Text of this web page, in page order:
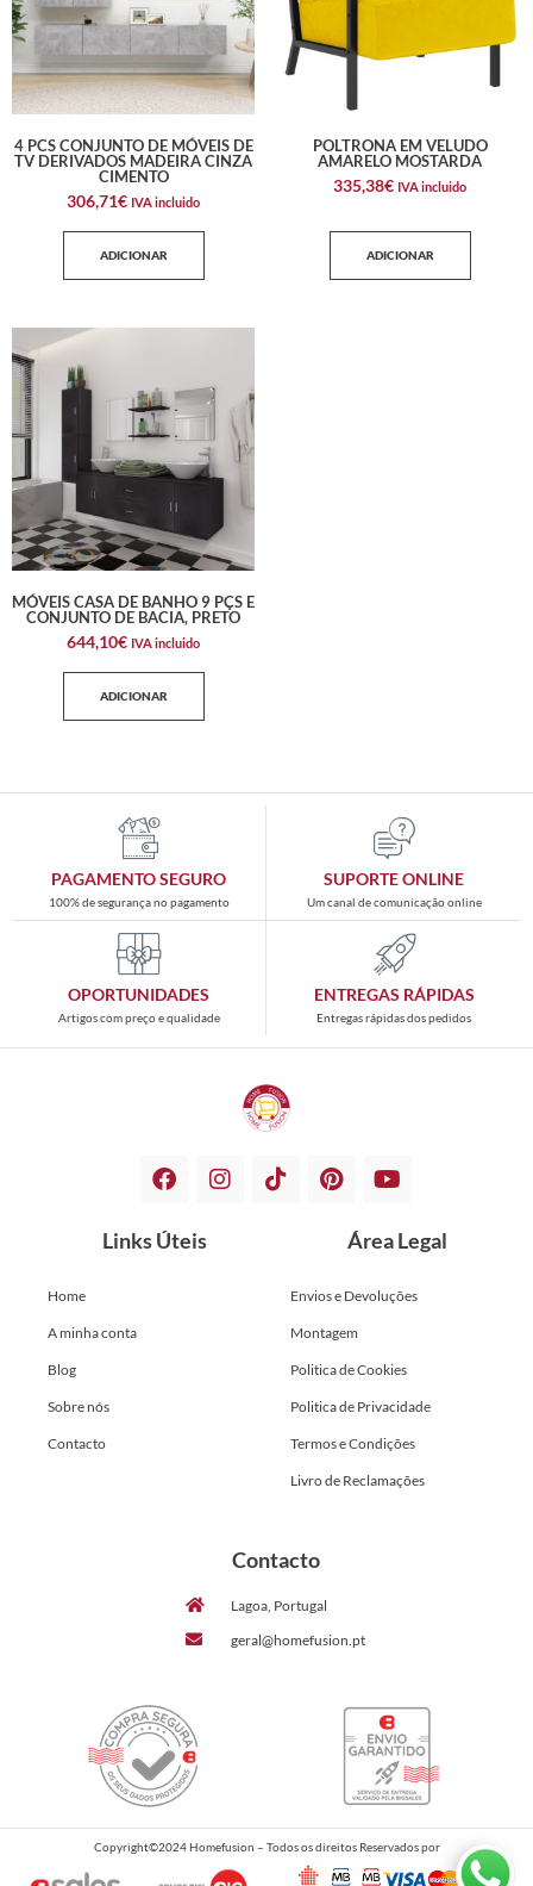
4 PCS CONJUNTO DE MÓVEIS DE
TV DERIVADOS MADEIRA CINZA
CIMENTO
306,71€ IVA incluido
ADICIONAR
POLTRONA EM VELUDO
AMARELO MOSTARDA
335,38€ IVA incluido
ADICIONAR
MÓVEIS CASA DE BANHO 9 PÇS E
CONJUNTO DE BACIA, PRETO
644,10€ IVA incluido
ADICIONAR
PAGAMENTO SEGURO
100% de segurança no pagamento
SUPORTE ONLINE
Um canal de comunicação online
OPORTUNIDADES
Artigos com preço e qualidade
ENTREGAS RÁPIDAS
Entregas rápidas dos pedidos
Links Úteis
Home
A minha conta
Blog
Sobre nós
Contacto
Área Legal
Envios e Devoluções
Montagem
Politica de Cookies
Politica de Privacidade
Termos e Condições
Livro de Reclamações
Contacto
Lagoa, Portugal
geral@homefusion.pt
Copyright©2024 Homefusion – Todos os direitos Reservados por